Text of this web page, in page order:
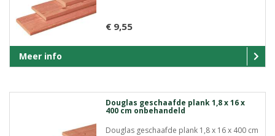
€ 9,55
Meer info
Douglas geschaafde plank 1,8 x 16 x
400 cm onbehandeld
Douglas geschaafde plank 1,8 x 16 x 400 cm